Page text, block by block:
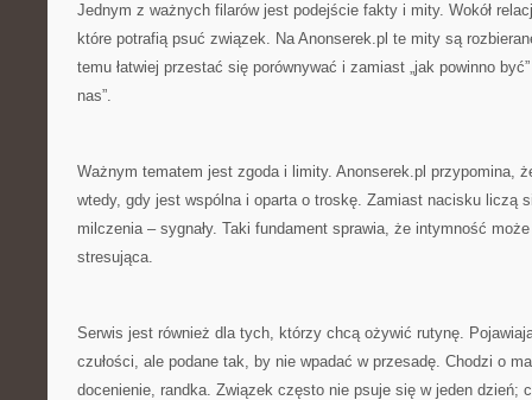
Jednym z ważnych filarów jest podejście fakty i mity. Wokół
które potrafią psuć związek. Na Anonserek.pl te mity są
temu łatwiej przestać się porównywać i zamiast „jak powinno
nas”.
Ważnym tematem jest zgoda i limity. Anonserek.pl przypomina,
wtedy, gdy jest wspólna i oparta o troskę. Zamiast nacisku liczą
milczenia – sygnały. Taki fundament sprawia, że intymność
stresująca.
Serwis jest również dla tych, którzy chcą ożywić rutynę.
czułości, ale podane tak, by nie wpadać w przesadę. Chodzi o
docenienie, randka. Związek często nie psuje się w jeden dzień;